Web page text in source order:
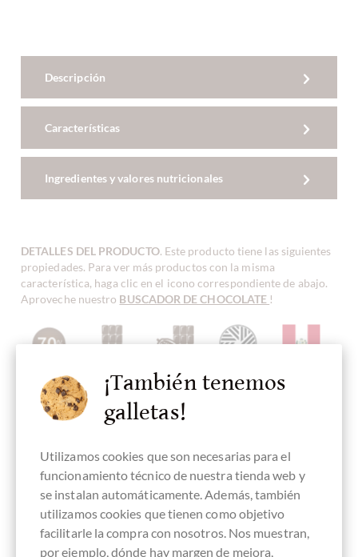
Descripción
Características
Ingredientes y valores nutricionales
DETALLES DEL PRODUCTO. Este producto tiene las siguientes
propiedades. Para ver más productos con la misma
característica, haga clic en el icono correspondiente de abajo.
Aproveche nuestro BUSCADOR DE CHOCOLATE !
Contenido
70 %
chocolate
oscuro
Chocolate
Bean-To-Bar
Chocolate
Stone Ground
Origen de
origen
Italia,
italiano
vegano
chocolate
¡También tenemos
galletas!
Utilizamos cookies que son necesarias para el
funcionamiento técnico de nuestra tienda web y
se instalan automáticamente. Además, también
utilizamos cookies que tienen como objetivo
facilitarle la compra con nosotros. Nos muestran,
por ejemplo, dónde hay margen de mejora,